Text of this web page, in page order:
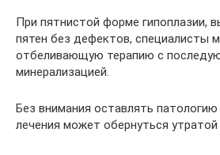
При пятнистой форме гипоплазии,
пятен без дефектов, специалисты
отбеливающую терапию с
минерализацией.
Без внимания оставлять патологию
лечения может обернуться утратой